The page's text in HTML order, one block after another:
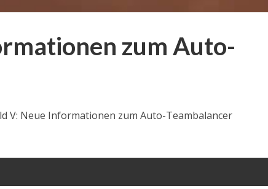
zum Auto-
V: Neue Informationen zum Auto-Teambalancer